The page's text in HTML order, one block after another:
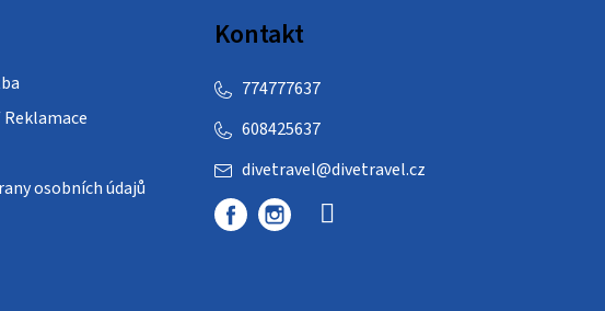
osobních údajů
Kontakt
divetravel@divetravel.cz
608425637
774777637